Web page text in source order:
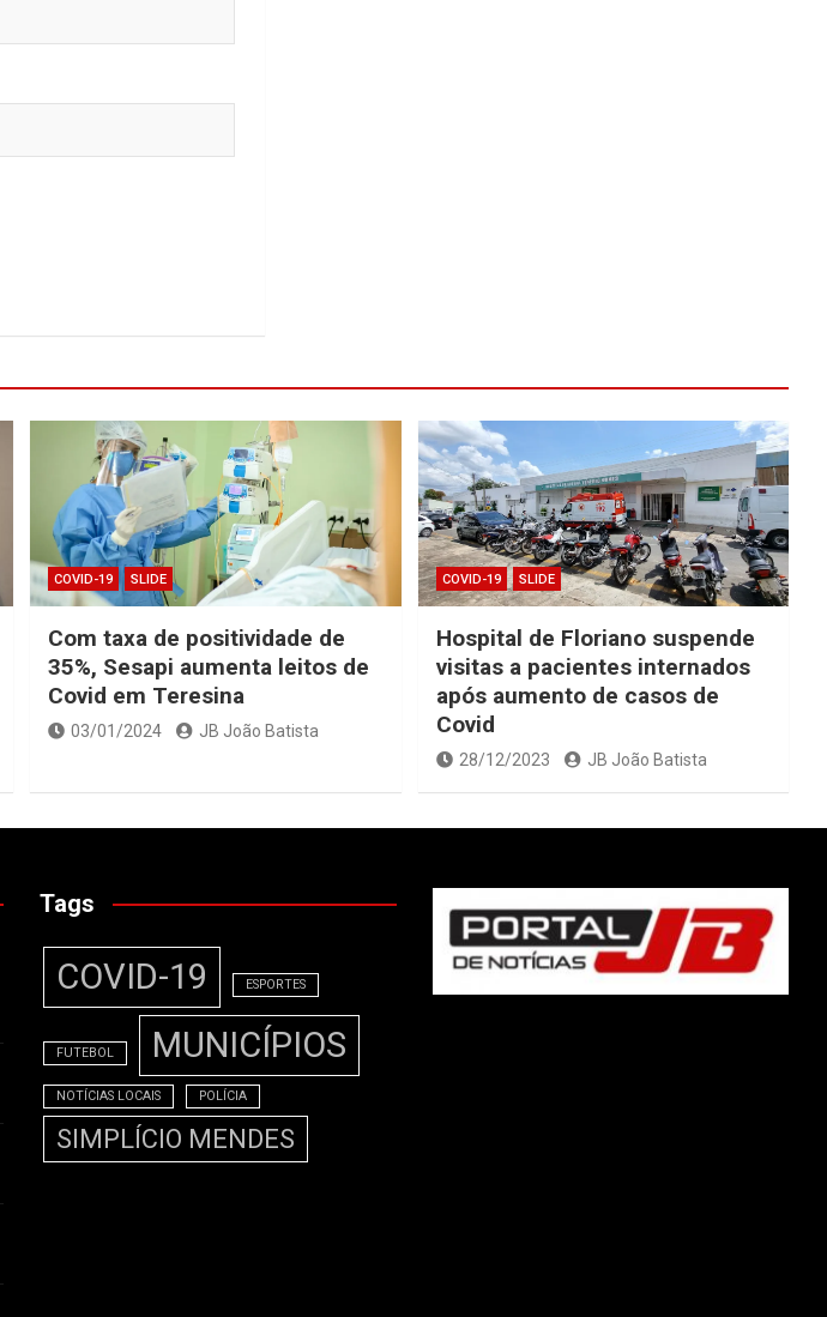
COVID-19 SLIDE
Com taxa de positividade de
35%, Sesapi aumenta leitos de
Covid em Teresina
03/01/2024 JB João Batista
COVID-19 SLIDE
Hospital de Floriano suspende
visitas a pacientes internados
após aumento de casos de
Covid
28/12/2023 JB João Batista
Tags
COVID-19 ESPORTES
FUTEBOL MUNICÍPIOS
NOTÍCIAS LOCAIS POLÍCIA
SIMPLÍCIO MENDES